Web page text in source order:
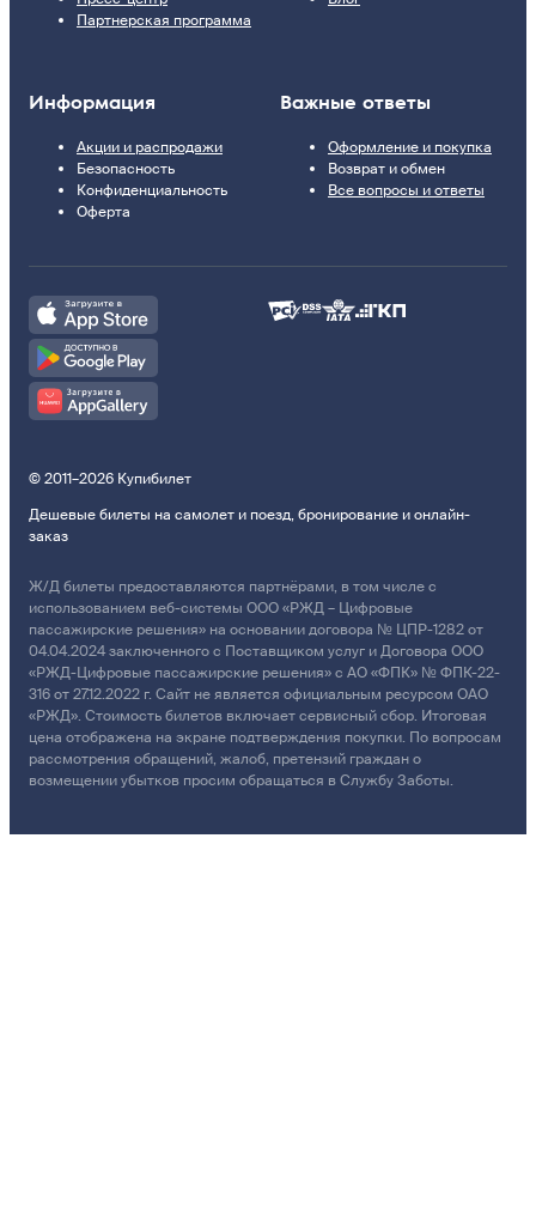
Партнерская программа
Информация
Акции и распродажи
Безопасность
Конфиденциальность
Оферта
Важные ответы
Оформление и покупка
Возврат и обмен
Все вопросы и ответы
© 2011–2026 Купибилет
Дешевые билеты на самолет и поезд, бронирование и онлайн-
заказ
Ж/Д билеты предоставляются партнёрами, в том числе с
использованием веб-системы ООО «РЖД – Цифровые
пассажирские решения» на основании договора № ЦПР-1282 от
04.04.2024 заключенного с Поставщиком услуг и Договора ООО
«РЖД-Цифровые пассажирские решения» с АО «ФПК» № ФПК-22-
316 от 27.12.2022 г. Сайт не является официальным ресурсом ОАО
«РЖД». Стоимость билетов включает сервисный сбор. Итоговая
цена отображена на экране подтверждения покупки. По вопросам
рассмотрения обращений, жалоб, претензий граждан о
возмещении убытков просим обращаться в Службу Заботы.